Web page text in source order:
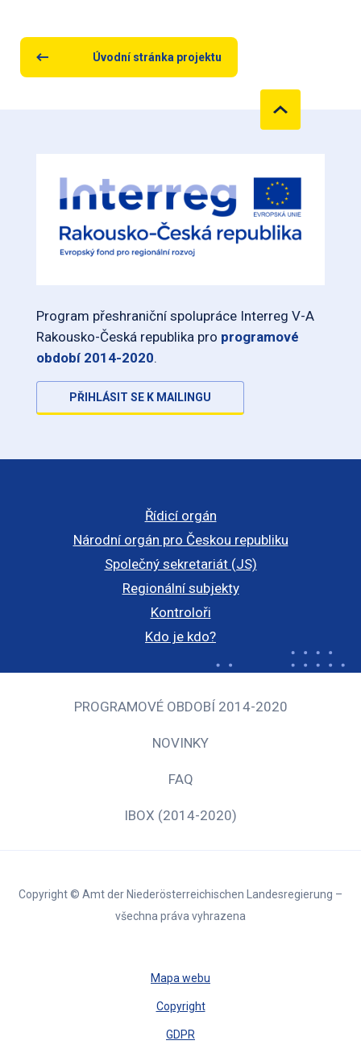
Úvodní stránka projektu
Program přeshraniční spolupráce Interreg V-A
Rakousko-Česká republika pro programové
období 2014-2020.
PŘIHLÁSIT SE K MAILINGU
Řídicí orgán
Národní orgán pro Českou republiku
Společný sekretariát (JS)
Regionální subjekty
Kontroloři
Kdo je kdo?
PROGRAMOVÉ OBDOBÍ 2014-2020
NOVINKY
FAQ
IBOX (2014-2020)
Copyright © Amt der Niederösterreichischen Landesregierung –
všechna práva vyhrazena
Mapa webu
Copyright
GDPR